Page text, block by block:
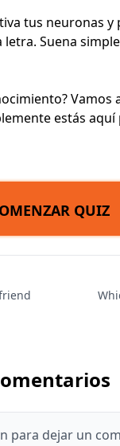
tus neuronas
Suena
Vamos
estás
QUIZ
para dejar un